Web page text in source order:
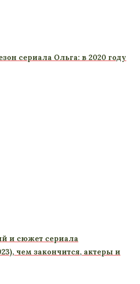
сериала Ольга: в 2020 году
и сюжет сериала
чем закончится, актеры и